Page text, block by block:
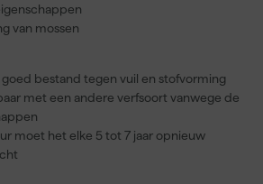
van mossen
bestand tegen vuil en stofvorming
met een andere verfsoort vanwege de
moet het elke 5 tot 7 jaar opnieuw